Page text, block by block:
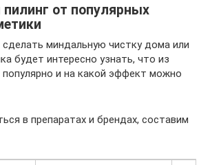
от популярных
миндальную чистку дома или
будет интересно узнать, что из
популярно и на какой эффект можно
в препаратах и брендах, составим